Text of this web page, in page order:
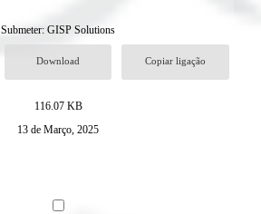
Submeter: GISP Solutions
Download Copiar ligação
116.07 KB
13 de Março, 2025